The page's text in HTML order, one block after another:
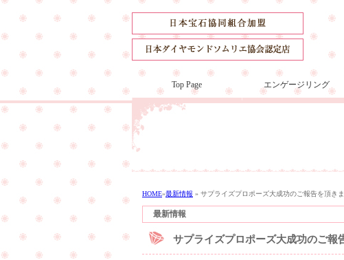
Top Page エンゲージリング
HOME»最新情報 » サプライズプロポーズ大成功のご報告を頂き
最新情報
サプライズプロポーズ大成功のご